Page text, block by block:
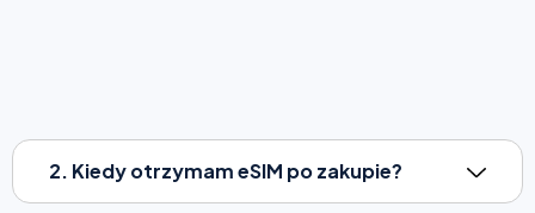
2. Kiedy otrzymam eSIM po zakupie?